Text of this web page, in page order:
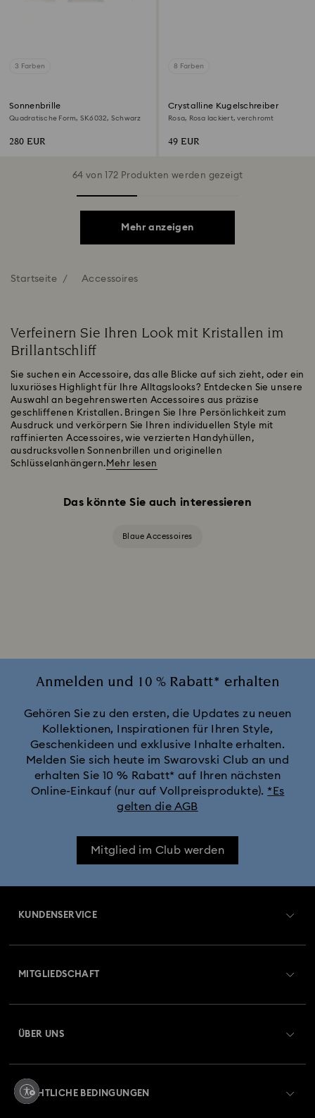
3 Farben
Sonnenbrille
Quadratische Form, SK6032, Schwarz
280 EUR
8 Farben
Crystalline Kugelschreiber
Rosa, Rosa lackiert, verchromt
49 EUR
64 von 172 Produkten werden gezeigt
Mehr anzeigen
Startseite Accessoires
Verfeinern Sie Ihren Look mit Kristallen im
Brillantschliff
Sie suchen ein Accessoire, das alle Blicke auf sich zieht, oder ein
luxuriöses Highlight für Ihre Alltagslooks? Entdecken Sie unsere
Auswahl an begehrenswerten Accessoires aus präzise
geschliffenen Kristallen. Bringen Sie Ihre Persönlichkeit zum
Ausdruck und verkörpern Sie Ihren individuellen Style mit
raffinierten Accessoires, wie verzierten Handyhüllen,
ausdrucksvollen Sonnenbrillen und originellen
Schlüsselanhängern. Mehr lesen
Das könnte Sie auch interessieren
Blaue Accessoires
Anmelden und 10 % Rabatt* erhalten
Gehören Sie zu den ersten, die Updates zu neuen
Kollektionen, Inspirationen für Ihren Style,
Geschenkideen und exklusive Inhalte erhalten.
Melden Sie sich heute im Swarovski Club an und
erhalten Sie 10 % Rabatt* auf Ihren nächsten
Online-Einkauf (nur auf Vollpreisprodukte). *Es
gelten die AGB
Mitglied im Club werden
KUNDENSERVICE
Retouren und Umtausch
MITGLIEDSCHAFT
Swarovski Crystal Society (SCS)
ÜBER UNS
Stellen & Karriere
RECHTLICHE BEDINGUNGEN